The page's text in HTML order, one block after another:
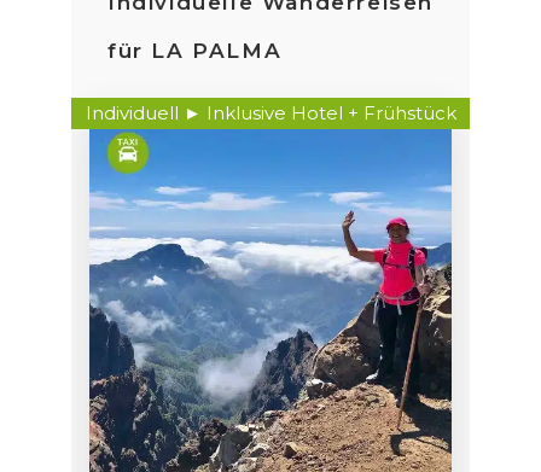
für LA PALMA
Individuell ► Inklusive Hotel + Frühstück